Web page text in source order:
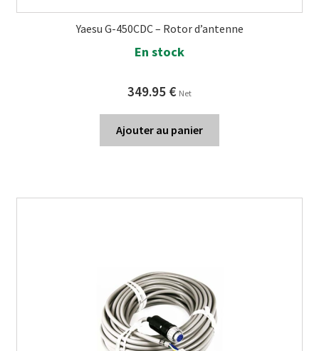
Yaesu G-450CDC – Rotor d’antenne
En stock
349.95 € Net
Ajouter au panier